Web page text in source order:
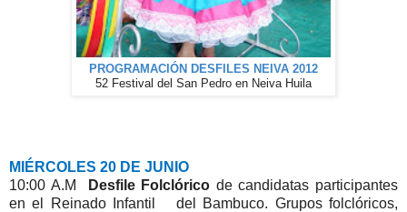
PROGRAMACIÓN DESFILES NEIVA 2012
52 Festival del San Pedro en Neiva Huila
MIÉRCOLES 20 DE JUNIO
10:00 A.M
Desfile Folclórico de candidatas participantes
en el Reinado Infantil del Bambuco. Grupos folclóricos,